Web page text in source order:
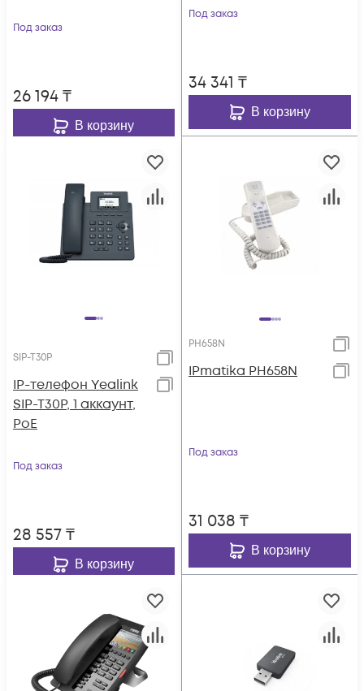
Под заказ
26 194₸
В корзину
Под заказ
34 341 ₸
В корзину
SIP-T30P
IP-телефон Yealink
SIP-T30P, 1 аккаунт,
PoE
Под заказ
28 557₸
В корзину
PH658N
IPmatika PH658N
Под заказ
31 038 ₸
В корзину